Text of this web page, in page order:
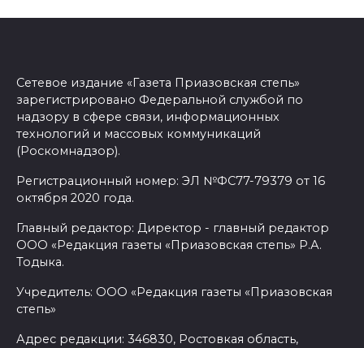
Сетевое издание «Газета Приазовская степь»
зарегистрировано Федеральной службой по
надзору в сфере связи, информационных
технологий и массовых коммуникаций
(Роскомнадзор).
Регистрационный номер: ЭЛ №ФС77-79379 от 16
октября 2020 года.
Главный редактор: Директор - главный редактор
ООО «Редакция газеты «Приазовская степь» Р.А.
Тодыка.
Учредитель: ООО «Редакция газеты «Приазовская
степь»
Адрес редакции: 346830, Ростовкая область,